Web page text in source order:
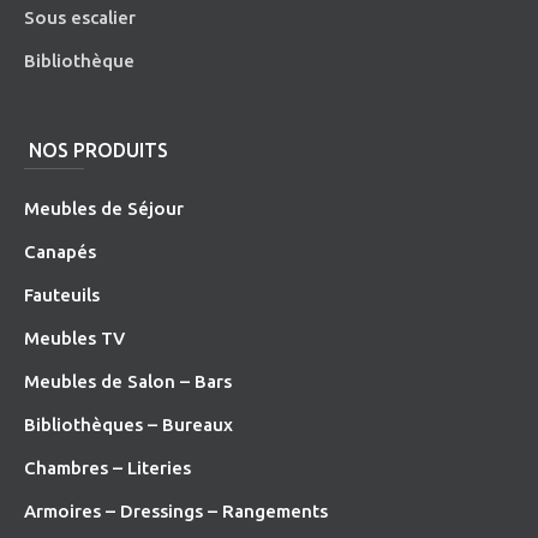
Sous escalier
Bibliothèque
NOS PRODUITS
Meubles de Séjour
Canapés
Fauteuils
Meubles TV
Meubles de Salon – Bars
Bibliothèques – Bureaux
Chambres – Literies
Armoires – Dressings – Rangements